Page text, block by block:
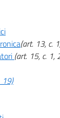
(art. 13, c.
(art. 15, c. 1,
19)